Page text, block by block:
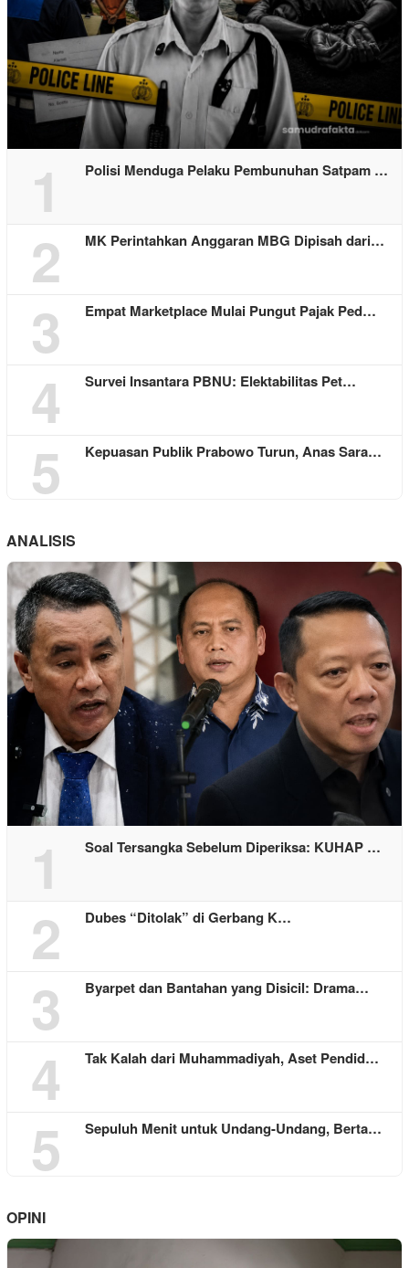
1 Polisi Menduga Pelaku Pembunuhan Satpam …
2 MK Perintahkan Anggaran MBG Dipisah dari…
3 Empat Marketplace Mulai Pungut Pajak Ped…
4 Survei Insantara PBNU: Elektabilitas Pet…
5 Kepuasan Publik Prabowo Turun, Anas Sara…
ANALISIS
1 Soal Tersangka Sebelum Diperiksa: KUHAP …
2 Dubes “Ditolak” di Gerbang K…
3 Byarpet dan Bantahan yang Disicil: Drama…
4 Tak Kalah dari Muhammadiyah, Aset Pendid…
5 Sepuluh Menit untuk Undang-Undang, Berta…
OPINI